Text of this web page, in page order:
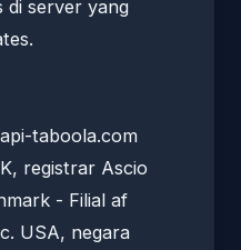
di server yang
taboola.com
registrar Ascio
- Filial af
USA, negara